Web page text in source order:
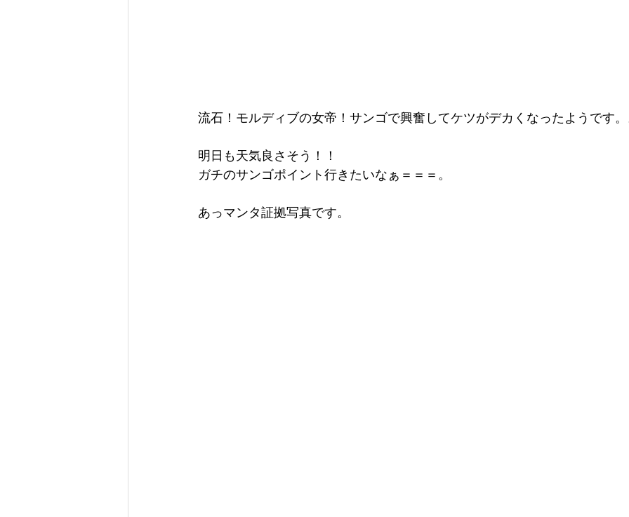
流石！モルディブの女帝！サンゴで興奮してケツがデカくなったようです
明日も天気良さそう！！
ガチのサンゴポイント行きたいなぁ＝＝＝。
あっマンタ証拠写真です。